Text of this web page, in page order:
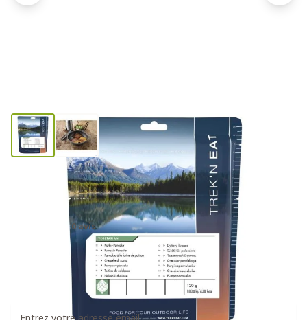
Sachet de Cêpes à la Citrouille en
0 avis
Recevez un message dès que ce produit est à
nouveau disponible